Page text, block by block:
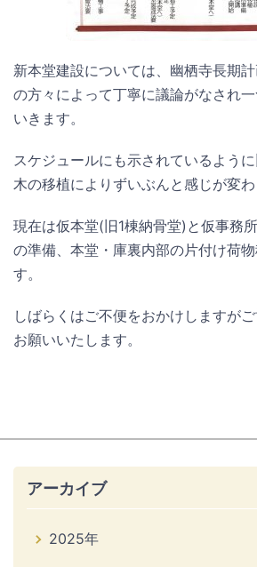
新本堂建設については、幽栖寺長期
の方々によって丁寧に議論がなされ
いきます。
スケジュールにも示されているよう
木の移植によりずいぶんと感じが変わ
現在は仮本堂(旧1棟納骨堂)と仮事務
の準備、本堂・庫裏内部の片付け荷
す。
しばらくはご不便をおかけしますが
お願いいたします。
アーカイブ
2025年